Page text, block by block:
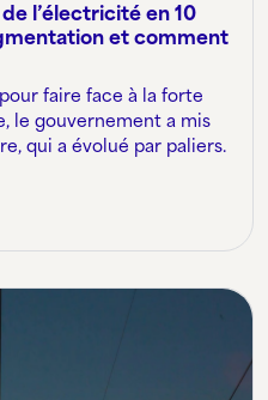
l’électricité en 10
et comment
faire face à la forte
le gouvernement a mis
qui a évolué par paliers.